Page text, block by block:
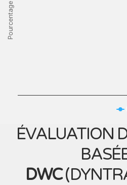
Pourcentage
ÉVALUATION
DWC(